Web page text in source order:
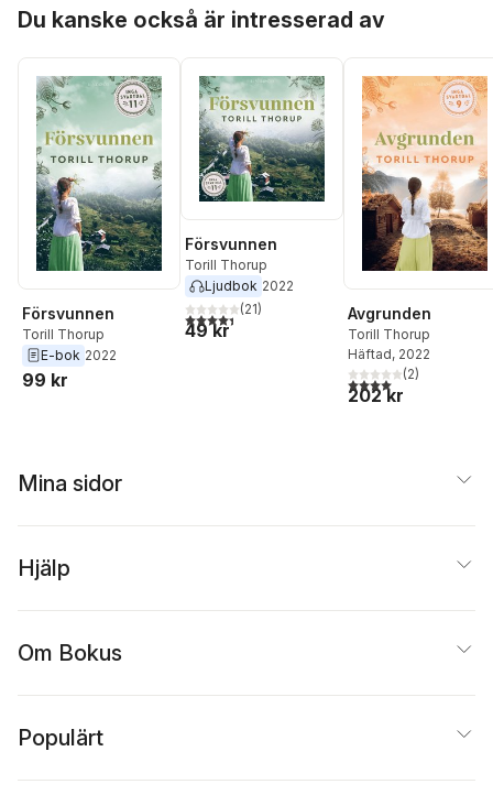
Du kanske också är intresserad av
Försvunnen
Torill Thorup
E-bok 2022
99 kr
Försvunnen
Torill Thorup
Ljudbok 2022
4,4utav 5 stjärnor. Totalt antal röster:
(21)
49 kr
Avgrunden
Torill Thorup
Häftad, 2022
4,0utav 5 stjärnor.
(2)
202 kr
Mina sidor
Hjälp
Om Bokus
Populärt